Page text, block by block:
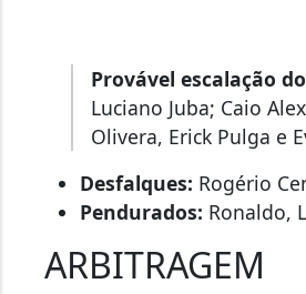
Provável escalação
Luciano Juba; Caio
Olivera, Erick Pulga e
Desfalques: Rogério
Pendurados: Ronaldo,
ARBITRAGEM